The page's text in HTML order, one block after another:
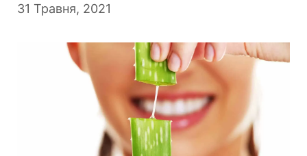
31 Травня, 2021